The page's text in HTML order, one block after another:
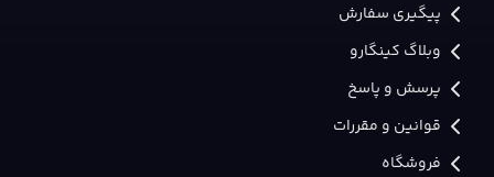
پیگیری سفارش
وبلاگ کینگارو
پرسش و پاسخ
قوانین و مقررات
فروشگاه